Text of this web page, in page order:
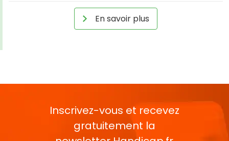
En savoir plus
Inscrivez-vous et recevez
gratuitement la